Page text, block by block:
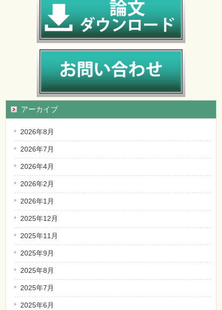
アーカイブ
2026年8月
2026年7月
2026年4月
2026年2月
2026年1月
2025年12月
2025年11月
2025年9月
2025年8月
2025年7月
2025年6月